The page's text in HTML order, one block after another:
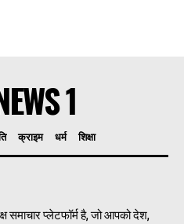
1
क्राइम धर्म शिक्षा
समाचार प्लेटफॉर्म है, जो आपको देश,